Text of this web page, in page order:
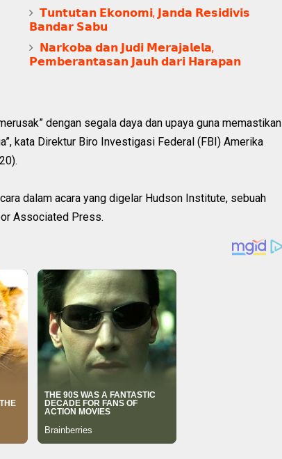
𝗧𝘂𝗻𝘁𝘂𝘁𝗮𝗻 𝗘𝗸𝗼𝗻𝗼𝗺𝗶, 𝗝𝗮𝗻𝗱𝗮 𝗥𝗲𝘀𝗶𝗱𝗶𝘃𝗶𝘀
𝗕𝗮𝗻𝗱𝗮𝗿 𝗦𝗮𝗯𝘂
𝗡𝗮𝗿𝗸𝗼𝗯𝗮 𝗱𝗮𝗻 𝗝𝘂𝗱𝗶 𝗠𝗲𝗿𝗮𝗷𝗮𝗹𝗲𝗹𝗮,
𝗣𝗲𝗺𝗯𝗲𝗿𝗮𝗻𝘁𝗮𝘀𝗮𝗻 𝗝𝗮𝘂𝗵 𝗱𝗮𝗿𝗶 𝗛𝗮𝗿𝗮𝗽𝗮𝗻
dengan segala daya dan upaya guna memastikan
kata Direktur Biro Investigasi Federal (FBI) Amerika
dalam acara yang digelar Hudson Institute, sebuah
Associated Press.